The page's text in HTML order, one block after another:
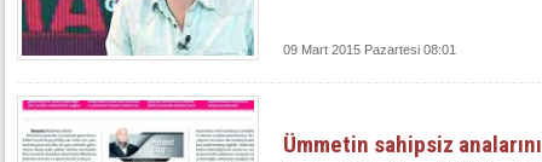
09 Mart 2015 Pazartesi 08:01
Ümmetin sahipsiz